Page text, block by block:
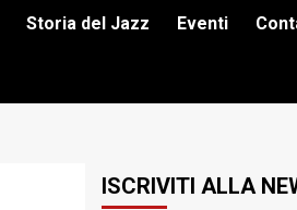
Storia del Jazz Eventi
ISCRIVITI ALLA